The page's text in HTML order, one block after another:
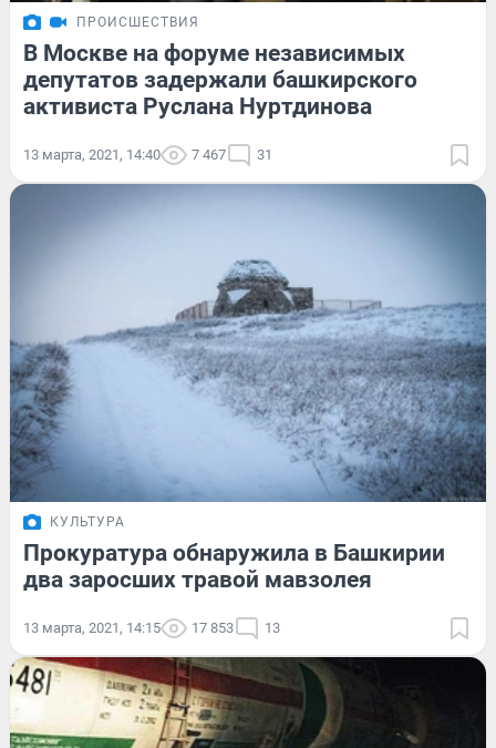
ПРОИСШЕСТВИЯ
В Москве на форуме независимых
депутатов задержали башкирского
активиста Руслана Нуртдинова
13 марта, 2021, 14:40 7 467 31
КУЛЬТУРА
Прокуратура обнаружила в Башкирии
два заросших травой мавзолея
13 марта, 2021, 14:15 17 853 13